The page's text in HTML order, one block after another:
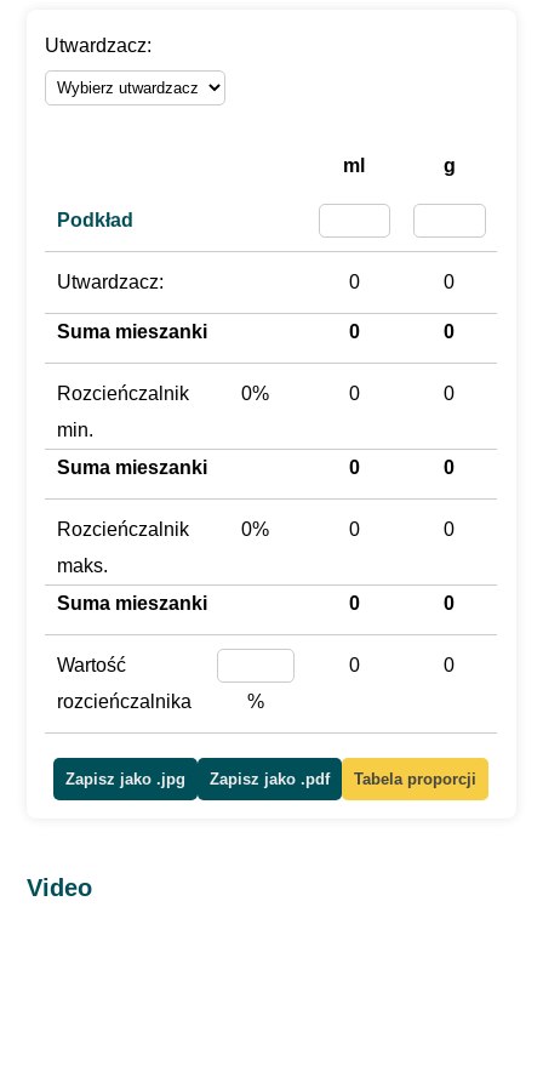
Utwardzacz:
ml g
Podkład
Utwardzacz: 0 0
Suma mieszanki 0 0
Rozcieńczalnik
min.
0% 0 0
Suma mieszanki 0 0
Rozcieńczalnik
maks.
0% 0 0
Suma mieszanki 0 0
Wartość
rozcieńczalnika
%
0 0
Zapisz jako .jpg Zapisz jako .pdf Tabela proporcji
Video